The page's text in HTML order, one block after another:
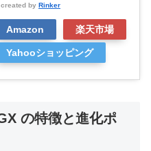
created by Rinker
Amazon 楽天市場
Yahooショッピング
の特徴と進化ポ